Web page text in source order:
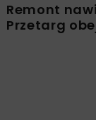
Remont
Przetarg